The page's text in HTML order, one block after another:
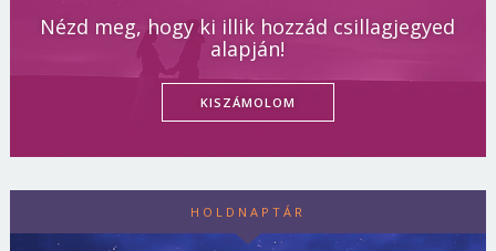
Nézd meg, hogy ki illik hozzád csillagjegyed
alapján!
KISZÁMOLOM
HOLDNAPTÁR